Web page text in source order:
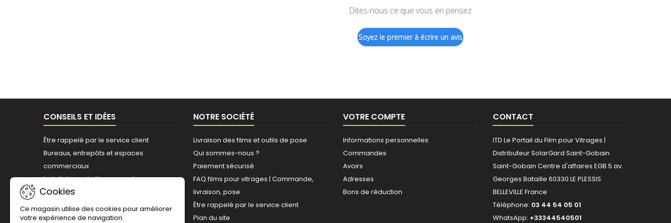
Dites-nous ce que vous en pensez
Soyez le premier à écrire un avis
CONSEILS ET IDÉES
Être rappelé par le service client
Bureaux, entrepôts et espaces
commerciaux
Installateurs de films pour vitrages -
Professionnels agréés
Questions sur les films
Choisir un film adhésif
NOTRE SOCIÉTÉ
Livraison des films et outils de pose
Qui sommes-nous ?
Paiement sécurisé
FAQ films pour vitrages | Commande,
livraison, pose
Être rappelé par le service client
Plan du site
VOTRE COMPTE
Informations personnelles
Commandes
Avoirs
Adresses
Bons de réduction
CONTACT
ITD Le Portail du Film pour Vitrages |
Distributeur SolarGard Saint-Gobain
Saint-Gobain Centre d'affaires EGB 5 av.
Georges Bataille 60330 LE PLESSIS
BELLEVILLE France
Téléphone: 03 44 54 05 01
WhatsApp: +33344540501
Cookies
Ce magasin utilise des cookies pour améliorer
votre expérience de navigation.